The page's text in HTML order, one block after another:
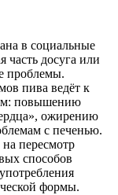
в социальные
часть досуга или
проблемы.
пива ведёт к
повышению
ожирению
с печенью.
на пересмотр
способов
формы.